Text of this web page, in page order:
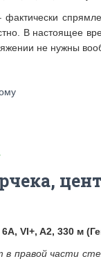
В настоящее
не нужны
VI+, A2, 330 м
правой части